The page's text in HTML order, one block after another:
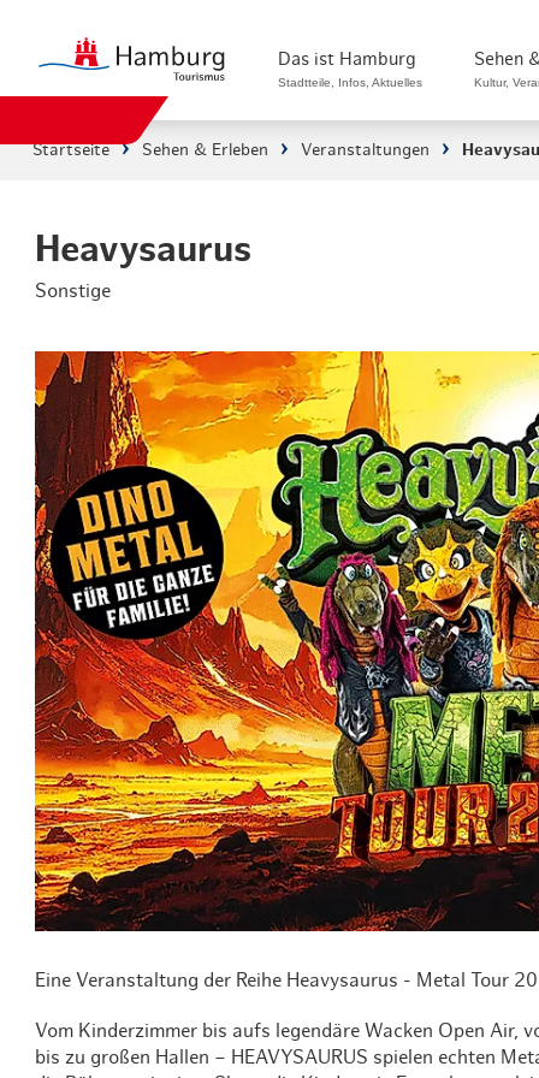
Das ist Hamburg
Stadtteile, Infos, Aktuelles
Die Welt in Hamburg
Hamburg das ganze Jahr
Hamburg für...
Infos & Mobilität
Sehen
Kultur,
Hamburg
Radfahren
Routen &
Historisches
Grüne
Erlebnis,
Startseite Sehen & Erleben Veranstaltungen
Heavysaurus
Sonstige
Eine Veranstaltung der Reihe Heavysaurus - Metal Tour
Vom Kinderzimmer bis aufs legendäre Wacken Open Air,
bis zu großen Hallen – HEAVYSAURUS spielen echten